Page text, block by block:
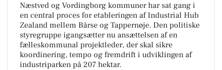
Næstved og Vordingborg kommuner har sat gang i
en central proces for etableringen af Industrial Hub
Zealand mellem Bårse og Tappernøje. Den politiske
styregruppe igangsætter nu ansættelsen af en
fælleskommunal projektleder, der skal sikre
koordinering, tempo og fremdrift i udviklingen af
industriparken på 207 hektar.